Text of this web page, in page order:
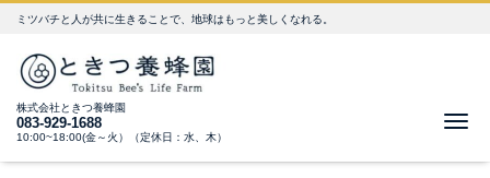
ミツバチと人が共に生きることで、地球はもっと美しくなれる。
株式会社ときつ養蜂園
083-929-1688
10:00~18:00(金～火）（定休日：水、木）